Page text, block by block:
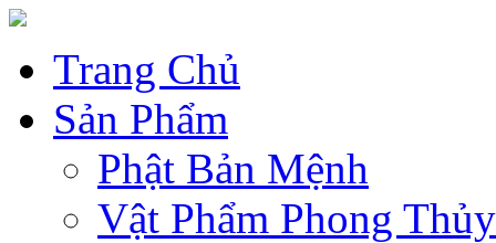
Trang Chủ
Sản Phẩm
Phật Bản Mệnh
Vật Phẩm Phong Thủy